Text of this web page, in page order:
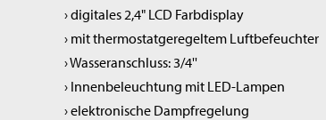
› digitales 2,4" LCD Farbdisplay
› mit thermostatgeregeltem Luftbefeuchter
› Wasseranschluss: 3/4''
› Innenbeleuchtung mit LED-Lampen
› elektronische Dampfregelung